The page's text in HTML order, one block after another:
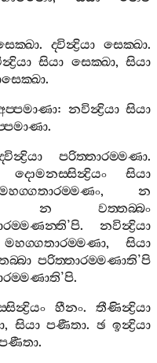
.ද‍්වින්‍ද්‍රියා සෙක‍්ඛා.
සියා සෙක‍්ඛා,සියා
.
: නවින්‍ද්‍රියා සියා
.
පරිත‍්තාරම‍්මණා.
දොමනස‍්සින්‍ද්‍රියං
සියා
, න
න
වත‍්තබ‍්බං
’පි. නවින්‍ද්‍රියා
මහග‍්ගතාරම‍්මණා, සියා
පරිත‍්තාරම‍්මණාති’පි
’පි.
හීනං. තීණින්‍ද්‍රියා
, සියා පණීතා. ඡ ඉන්‍ද්‍රියා
.